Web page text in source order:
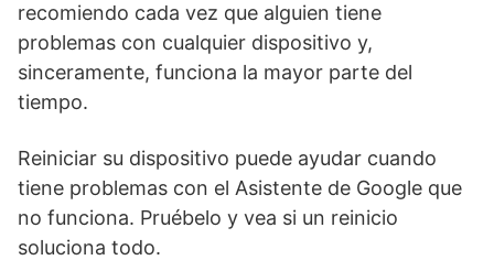
recomiendo cada vez que alguien tiene
problemas con cualquier dispositivo y,
sinceramente, funciona la mayor parte del
tiempo.
Reiniciar su dispositivo puede ayudar cuando
tiene problemas con el Asistente de Google que
no funciona. Pruébelo y vea si un reinicio
soluciona todo.